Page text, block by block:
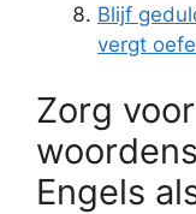
Blijf
vergt
Zorg
Engels